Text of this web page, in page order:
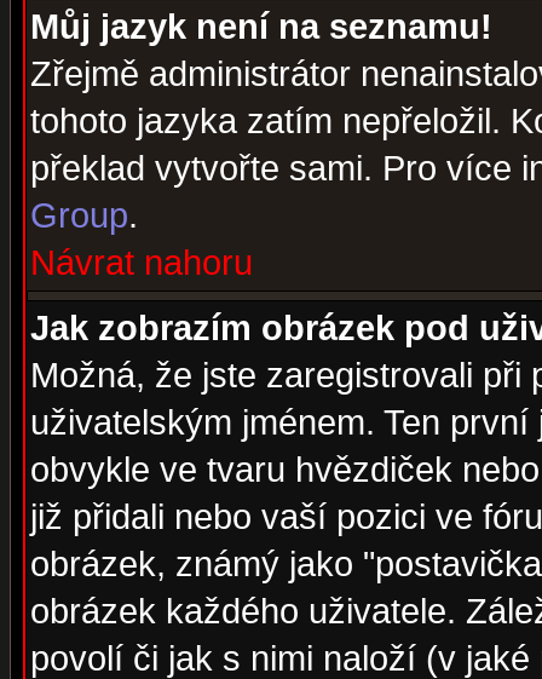
Můj jazyk není na seznamu!
Zřejmě administrátor
tohoto jazyka zatím nepřeložil.
překlad vytvořte sami. Pro více
Group.
Návrat nahoru
Jak zobrazím obrázek pod
Možná, že jste zaregistrovali
uživatelským jménem. Ten
obvykle ve tvaru hvězdiček
již přidali nebo vaší pozici ve
obrázek, známý jako
obrázek každého uživatele.
povolí či jak s nimi naloží (v